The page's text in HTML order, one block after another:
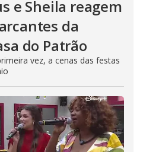
e Sheila reagem
da
do Patrão
vez, a cenas das festas